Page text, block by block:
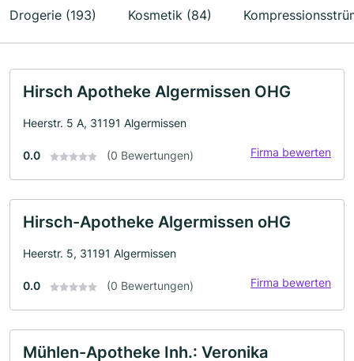
Drogerie (193) Kosmetik (84)
Hirsch Apotheke Algermissen OHG
Heerstr. 5 A, 31191 Algermissen
0.0 (0 Bewertungen) Firma bewerten
Hirsch-Apotheke Algermissen oHG
Heerstr. 5, 31191 Algermissen
0.0 (0 Bewertungen) Firma bewerten
Mühlen-Apotheke Inh.: Veronika